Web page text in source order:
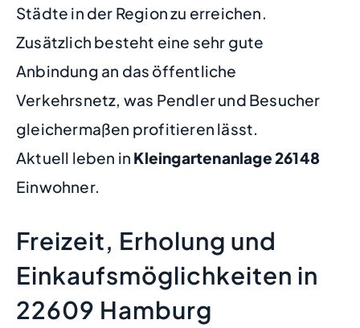
Städte in der Region zu erreichen.
Zusätzlich besteht eine sehr gute
Anbindung an das öffentliche
Verkehrsnetz, was Pendler und Besucher
gleichermaßen profitieren lässt.
Aktuell leben in Kleingartenanlage 26148
Einwohner.
Freizeit, Erholung und
Einkaufsmöglichkeiten in
22609 Hamburg